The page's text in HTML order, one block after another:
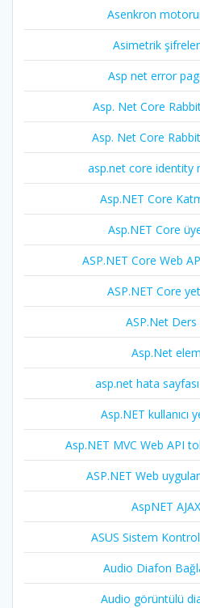
Asenkron
Asimetrik
Asp net error
Asp. Net Core
Asp. Net Core
asp.net core identity
Asp.NET Core
Asp.NET Core
ASP.NET Core Web
ASP.NET Core
ASP.Net Ders
Asp.Net
asp.net hata
Asp.NET kullanıcı
Asp.NET MVC Web API
ASP.NET Web
AspNET
ASUS Sistem
Audio Diafon
Audio görüntülü